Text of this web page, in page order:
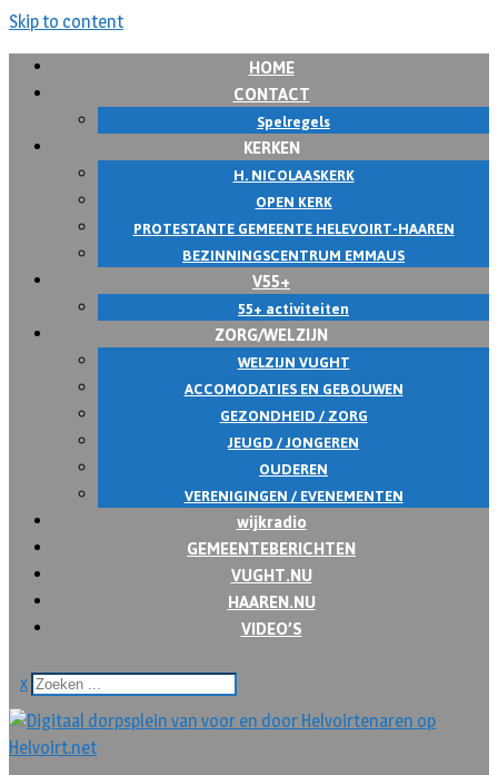
Skip to content
HOME
CONTACT
Spelregels
KERKEN
H. NICOLAASKERK
OPEN KERK
PROTESTANTE GEMEENTE HELEVOIRT-HAAREN
BEZINNINGSCENTRUM EMMAUS
V55+
55+ activiteiten
ZORG/WELZIJN
WELZIJN VUGHT
ACCOMODATIES EN GEBOUWEN
GEZONDHEID / ZORG
JEUGD / JONGEREN
OUDEREN
VERENIGINGEN / EVENEMENTEN
wijkradio
GEMEENTEBERICHTEN
VUGHT.NU
HAAREN.NU
VIDEO’S
x